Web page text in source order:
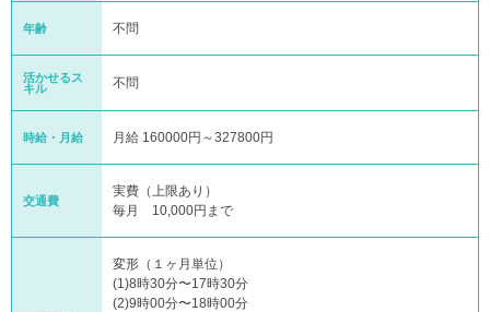
年齢 不問
活かせるス
キル
不問
時給・月給 月給 160000円～327800円
交通費
実費（上限あり）
毎月 10,000円まで
変形（１ヶ月単位）
(1)8時30分〜17時30分
(2)9時00分〜18時00分